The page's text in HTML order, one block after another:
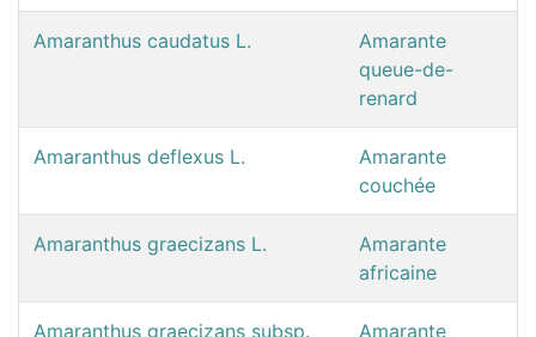
Amaranthus caudatus L.
Amarante
queue-de-
renard
Amaranthus deflexus L.
Amarante
couchée
Amaranthus graecizans L.
Amarante
africaine
Amaranthus graecizans subsp.
Amarante